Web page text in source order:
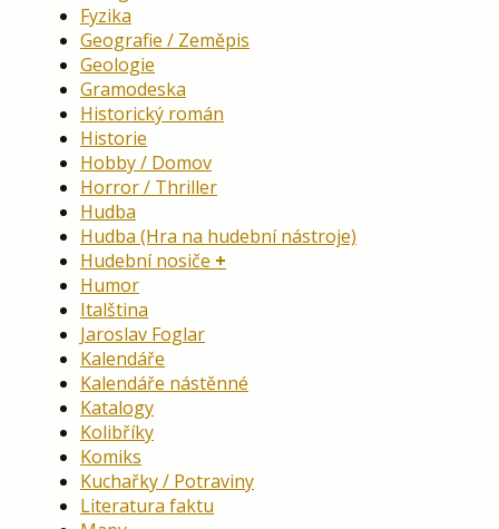
Fyzika
Geografie / Zeměpis
Geologie
Gramodeska
Historický román
Historie
Hobby / Domov
Horror / Thriller
Hudba
Hudba (Hra na hudební nástroje)
Hudební nosiče
Humor
Italština
Jaroslav Foglar
Kalendáře
Kalendáře nástěnné
Katalogy
Kolibříky
Komiks
Kuchařky / Potraviny
Literatura faktu